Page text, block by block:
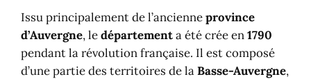
Issu principalement de l’ancienneprovince
d’Auvergne, ledépartementa été crée en1790
pendant la révolution française. Il est composé
d’une partie des territoires de laBasse-Auvergne,